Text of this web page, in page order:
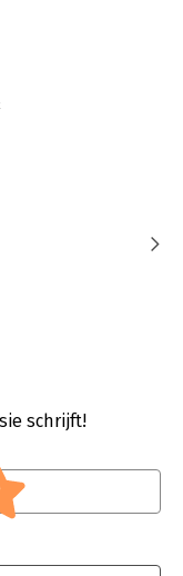
schrijft!